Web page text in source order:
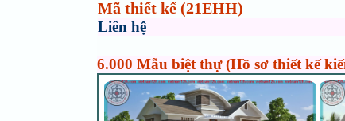
Mã thiết kế (21EHH)
Liên hệ
6.000 Mẫu biệt thự (Hồ sơ thiết kế